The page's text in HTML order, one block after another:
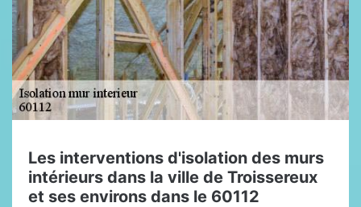
Les interventions d'isolation des murs
intérieurs dans la ville de Troissereux
et ses environs dans le 60112